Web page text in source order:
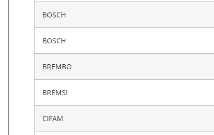
BOSCH
BOSCH
BREMBO
BREMSI
CIFAM